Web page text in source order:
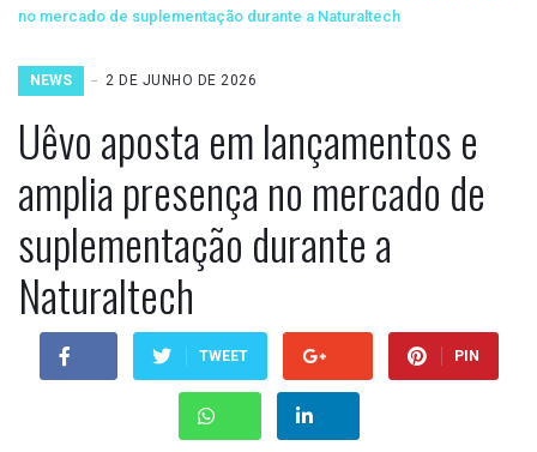
no mercado de suplementação durante a Naturaltech
NEWS 2 DE JUNHO DE 2026
Uêvo aposta em lançamentos e
amplia presença no mercado de
suplementação durante a
Naturaltech
TWEET PIN